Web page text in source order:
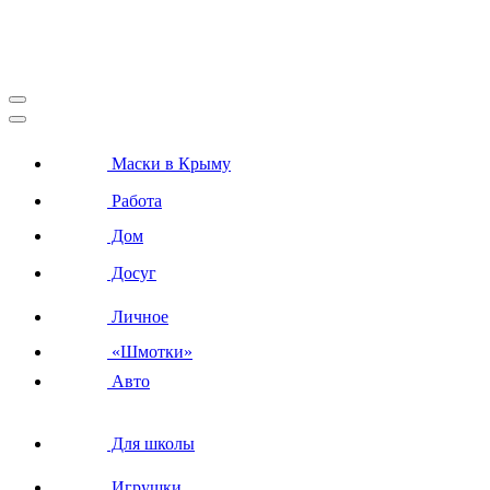
Маски в Крыму
Работа
Дом
Досуг
Личное
«Шмотки»
Авто
Для школы